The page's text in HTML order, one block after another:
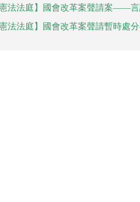
憲法法庭】國會改革案聲請案——
憲法法庭】國會改革案聲請暫時處